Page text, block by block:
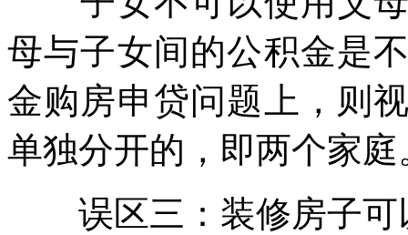
母与子女间的公积金是
金购房申贷问题上，则
单独分开的，即两个家庭
误区三：装修房子可